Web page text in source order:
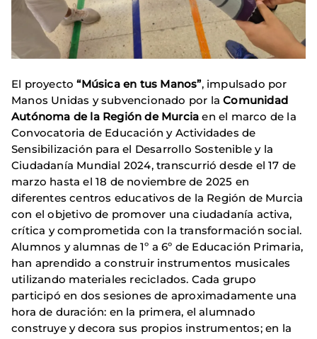
El proyecto“Música en tus Manos”, impulsado por
Manos Unidas y subvencionado por laComunidad
Autónoma de la Región de Murcia en el marco de la
Convocatoria de Educación y Actividades de
Sensibilización para el Desarrollo Sostenible y la
Ciudadanía Mundial 2024, transcurrió desde el 17 de
marzo hasta el 18 de noviembre de 2025 en
diferentes centros educativos de la Región de Murcia
con el objetivo de promover una ciudadanía activa,
crítica y comprometida con la transformación social.
Alumnos y alumnas de 1º a 6º de Educación Primaria,
han aprendido a construir instrumentos musicales
utilizando materiales reciclados. Cada grupo
participó en dos sesiones de aproximadamente una
hora de duración: en la primera, el alumnado
construye y decora sus propios instrumentos; en la